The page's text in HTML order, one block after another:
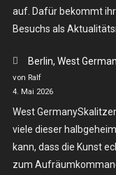
auf. Dafür bekommt
Besuchs als
Berlin, West
von Ralf
4. Mai 2026
West
viele dieser
kann, dass die Kunst
zum